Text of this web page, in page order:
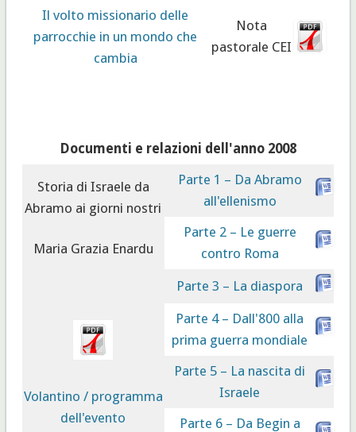
Il volto missionario delle
parrocchie in un mondo che
cambia
Nota
pastorale CEI
Documenti e relazioni dell'anno 2008
Storia di Israele da
Abramo ai giorni nostri
Maria Grazia Enardu
Volantino / programma
dell'evento
Parte 1 – Da Abramo
all'ellenismo
Parte 2 – Le guerre
contro Roma
Parte 3 – La diaspora
Parte 4 – Dall'800 alla
prima guerra mondiale
Parte 5 – La nascita di
Israele
Parte 6 – Da Begin a